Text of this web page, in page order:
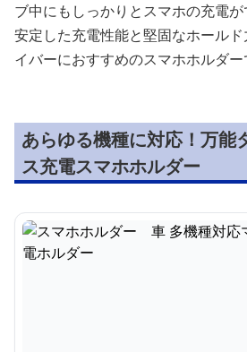
ブ中にもしっかりとスマホの充電が
安定した充電性能と堅固なホール
イバーにおすすめのスマホホルダー
あらゆる機種に対応！万能
ス充電スマホホルダー